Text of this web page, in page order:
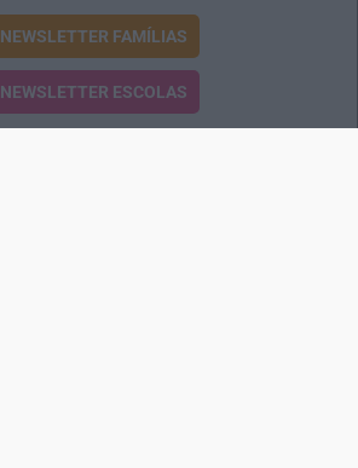
NEWSLETTER FAMÍLIAS
NEWSLETTER ESCOLAS